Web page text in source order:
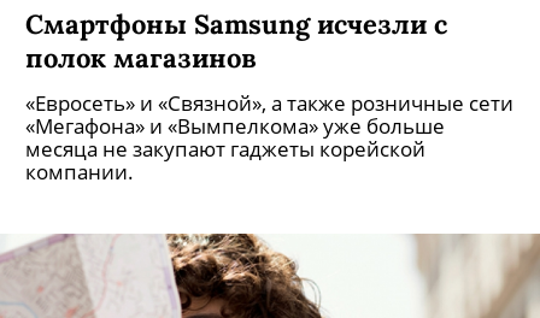
Смартфоны Samsung исчезли с
полок магазинов
«Евросеть» и «Связной», а также розничные сети
«Мегафона» и «Вымпелкома» уже больше
месяца не закупают гаджеты корейской
компании.